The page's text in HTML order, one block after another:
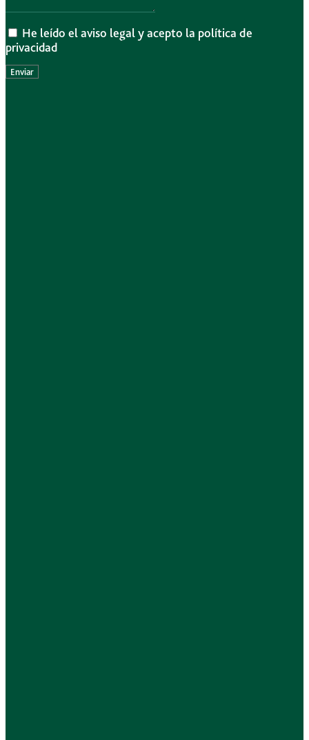
He leído el aviso legal y acepto la política de
privacidad
Enviar